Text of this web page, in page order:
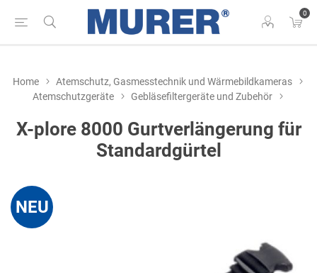
0
Home
Atemschutz, Gasmesstechnik und Wärmebildkameras
Atemschutzgeräte
Gebläsefiltergeräte und Zubehör
X-plore 8000 Gurtverlängerung für
Standardgürtel
NEU